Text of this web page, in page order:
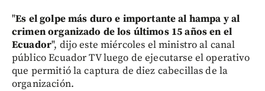
"Es el golpe más duro e importante al hampa y al
crimen organizado de los últimos 15 años en el
Ecuador", dijo este miércoles el ministro al canal
público Ecuador TV luego de ejecutarse el operativo
que permitió la captura de diez cabecillas de la
organización.